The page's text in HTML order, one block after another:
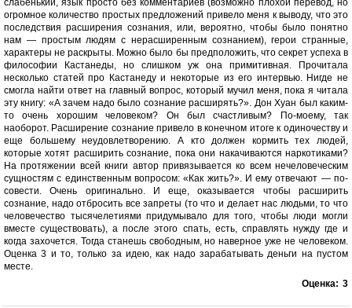
слабенький, язык просто без комментариев (возможно плохой перевод, но
огромное количество простых предложений привело меня к выводу, что это
последствия расширения сознания, или, вероятно, чтобы было понятно
нам — простым людям с нерасширенным сознанием), герои странные,
характеры не раскрыты. Можно было бы предположить, что секрет успеха в
философии Кастанеды, но слишком уж она примитивная. Прочитала
несколько статей про Кастанеду и некоторые из его интервью. Нигде не
смогла найти ответ на главный вопрос, который мучил меня, пока я читала
эту книгу: «А зачем надо было сознание расширять?». Дон Хуан был каким-
то очень хорошим человеком? Он был счастливым? По-моему, так
наоборот. Расширение сознание привело в конечном итоге к одиночеству и
еще большему неудовлетворению. А кто должен кормить тех людей,
которые хотят расширить сознание, пока они накачиваются наркотиками?
На протяжении всей книги автор привязывается ко всем нечеловеческим
сущностям с единственным вопросом: «Как жить?». И ему отвечают — по-
совести. Очень оригинально. И еще, оказывается чтобы расширить
сознание, надо отбросить все запреты (то что и делает нас людьми, то что
человечество тысячелетиями придумывало для того, чтобы люди могли
вместе существовать), а после этого спать, есть, справлять нужду где и
когда захочется. Тогда станешь свободным, но наверное уже не человеком.
Оценка 3 и то, только за идею, как надо зарабатывать деньги на пустом
месте.
Оценка: 3